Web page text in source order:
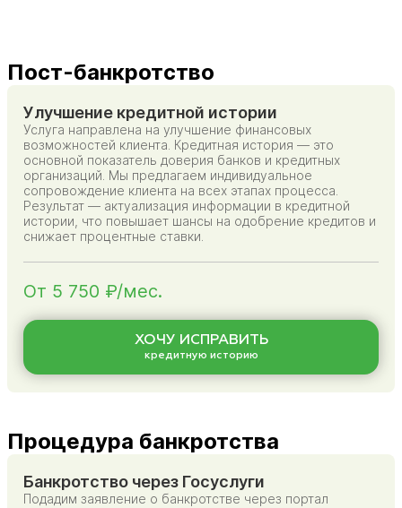
Пост-банкротство
Улучшение кредитной истории
Услуга направлена на улучшение финансовых
возможностей клиента. Кредитная история — это
основной показатель доверия банков и кредитных
организаций. Мы предлагаем индивидуальное
сопровождение клиента на всех этапах процесса.
Результат — актуализация информации в кредитной
истории, что повышает шансы на одобрение кредитов и
снижает процентные ставки.
От 5 750 ₽/мес.
ХОЧУ ИСПРАВИТЬ
кредитную историю
Процедура банкротства
Банкротство через Госуслуги
Подадим заявление о банкротстве через портал